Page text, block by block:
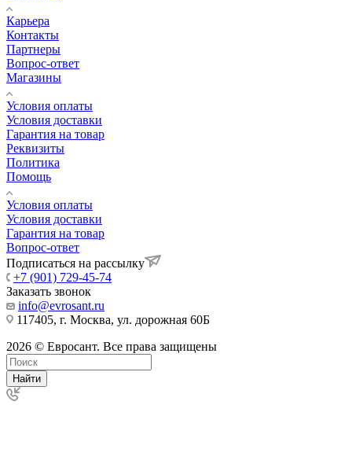
Карьера
Контакты
Партнеры
Вопрос-ответ
Магазины
Условия оплаты
Условия доставки
Гарантия на товар
Реквизиты
Политика
Помощь
Условия оплаты
Условия доставки
Гарантия на товар
Вопрос-ответ
Подписаться на рассылку
+7 (901) 729-45-74
Заказать звонок
info@evrosant.ru
117405, г. Москва, ул. дорожная 60Б
2026 © Евросант. Все права защищены
Найти